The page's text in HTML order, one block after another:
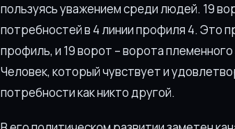
пользуясь уважением среди людей. 19
потребностей в 4 линии профиля 4. Это
профиль, и 19 ворот – ворота племенного
Человек, который чувствует и
потребности как никто другой.